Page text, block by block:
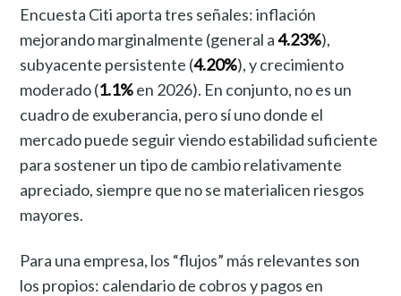
Encuesta Citi aporta tres señales: inflación
mejorando marginalmente (general a4.23%),
subyacente persistente (4.20%), y crecimiento
moderado (1.1%en 2026). En conjunto, no es un
cuadro de exuberancia, pero sí uno donde el
mercado puede seguir viendo estabilidad suficiente
para sostener un tipo de cambio relativamente
apreciado, siempre que no se materialicen riesgos
mayores.
Para una empresa, los “flujos” más relevantes son
los propios: calendario de cobros y pagos en